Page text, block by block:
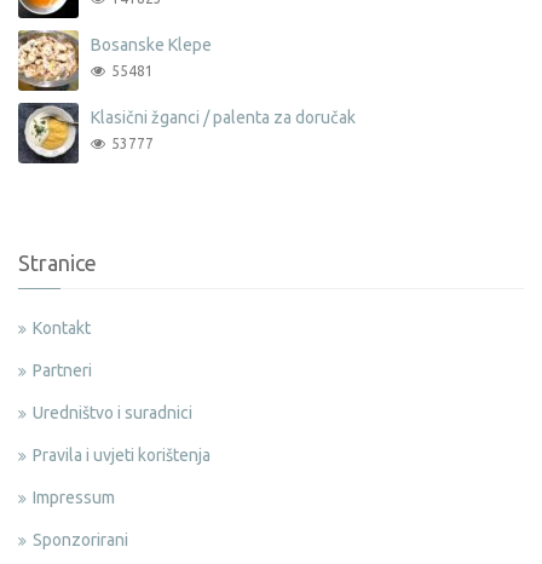
Bosanske Klepe
55481
Klasični žganci / palenta za doručak
53777
Stranice
Kontakt
Partneri
Uredništvo i suradnici
Pravila i uvjeti korištenja
Impressum
Sponzorirani